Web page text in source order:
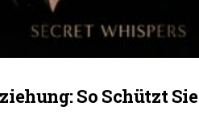
So Schützt Sie